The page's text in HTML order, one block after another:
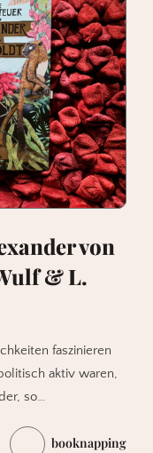
von
& L.
faszinieren
aktiv waren,
so…
booknapping